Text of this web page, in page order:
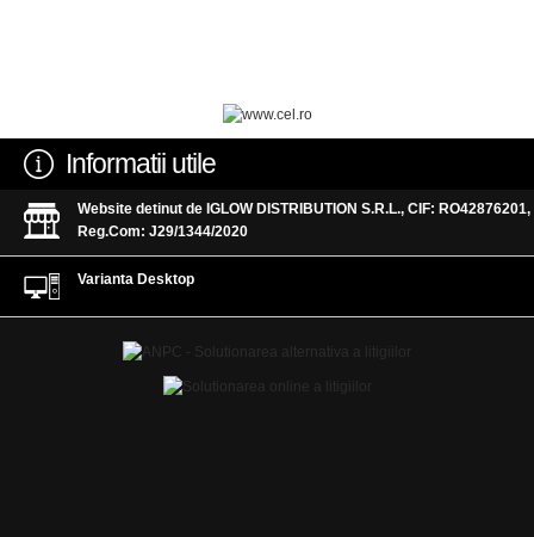
Informatii utile
Website detinut de IGLOW DISTRIBUTION S.R.L., CIF: RO42876201,
Reg.Com: J29/1344/2020
Varianta Desktop